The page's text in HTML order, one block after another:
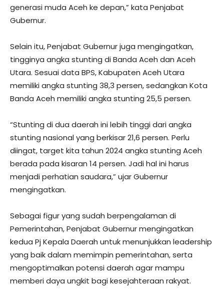
generasi muda Aceh ke depan,” kata Penjabat
Gubernur.
Selain itu, Penjabat Gubernur juga mengingatkan,
tingginya angka stunting di Banda Aceh dan Aceh
Utara. Sesuai data BPS, Kabupaten Aceh Utara
memiliki angka stunting 38,3 persen, sedangkan Kota
Banda Aceh memiliki angka stunting 25,5 persen.
“Stunting di dua daerah ini lebih tinggi dari angka
stunting nasional yang berkisar 21,6 persen. Perlu
diingat, target kita tahun 2024 angka stunting Aceh
berada pada kisaran 14 persen. Jadi hal ini harus
menjadi perhatian saudara,” ujar Gubernur
mengingatkan.
Sebagai figur yang sudah berpengalaman di
Pemerintahan, Penjabat Gubernur mengingatkan
kedua Pj Kepala Daerah untuk menunjukkan leadership
yang baik dalam memimpin pemerintahan, serta
mengoptimalkan potensi daerah agar mampu
memberi daya ungkit bagi kesejahteraan rakyat.